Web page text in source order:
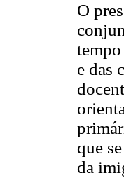
O
e das
que
da